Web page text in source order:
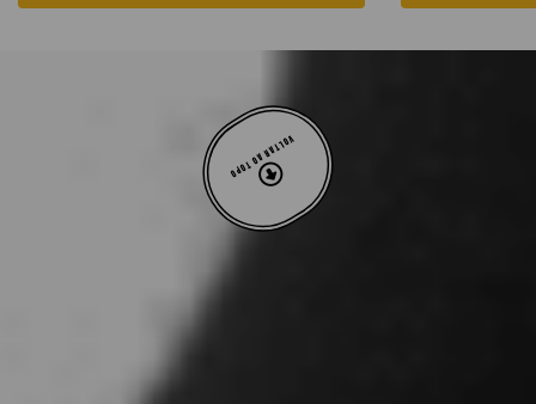
VOLTAR AO TOPO